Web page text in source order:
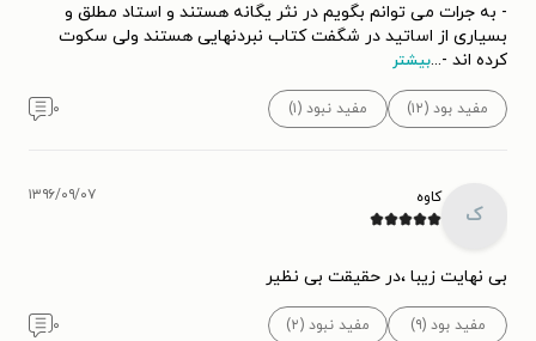
- به جرات می توانم بگویم در نثر یگانه هستند و استاد مطلق و
بسیاری از اساتید در شگفت کتاب نبردنهایی هستند ولی سکوت
کرده اند -...بیشتر
مفید بود (۱۲) مفید نبود (۱) ۰
ک
کاوه ۱۳۹۶/۰۹/۰۷
بی نهایت زیبا ،در حقیقت بی نظیر
مفید بود (۹) مفید نبود (۲) ۰